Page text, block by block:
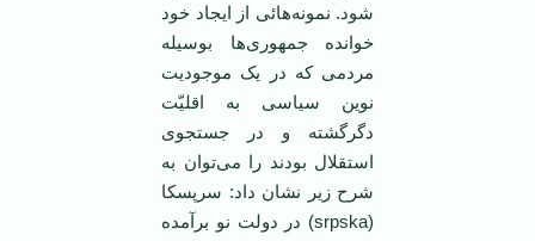
شود. نمونه‌هائی از ایجاد خود
خوانده جمهوری‌ها بوسیله
مردمی ‌که در یک موجودیت
نوین سیاسی به اقلیّت
دگرگشته و در جستجوی
استقلال بودند را می‌توان به
شرح زیر نشان داد: سرپسکا
(srpska) در دولت نو برآمده